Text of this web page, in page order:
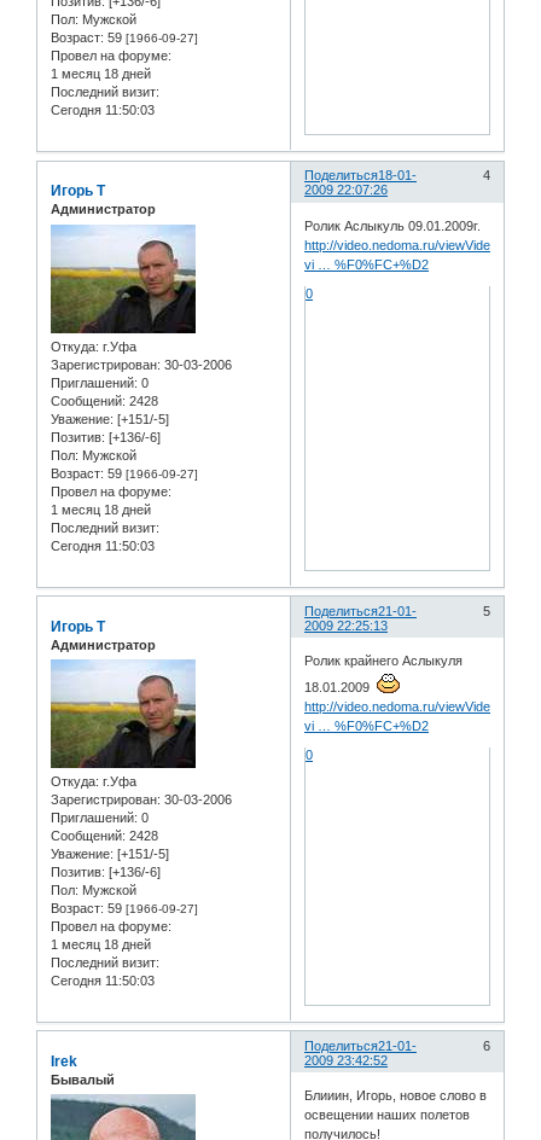
Пол: Мужской
Возраст: 59 [1966-09-27]
Провел на форуме:
1 месяц 18 дней
Последний визит:
Сегодня 11:50:03
Поделиться 4
18-01-
2009 22:07:26
Игорь Т
Администратор
Откуда: г.Уфа
Зарегистрирован: 30-03-2006
Приглашений: 0
Сообщений: 2428
Уважение: [+151/-5]
Позитив: [+136/-6]
Пол: Мужской
Возраст: 59 [1966-09-27]
Провел на форуме:
1 месяц 18 дней
Последний визит:
Сегодня 11:50:03
Ролик Аслыкуль 09.01.2009г.
http://video.nedoma.ru/viewVideo.php?
vi … %F0%FC+%D2
0
Поделиться 5
21-01-
2009 22:25:13
Игорь Т
Администратор
Откуда: г.Уфа
Зарегистрирован: 30-03-2006
Приглашений: 0
Сообщений: 2428
Уважение: [+151/-5]
Позитив: [+136/-6]
Пол: Мужской
Возраст: 59 [1966-09-27]
Провел на форуме:
1 месяц 18 дней
Последний визит:
Сегодня 11:50:03
Ролик крайнего Аслыкуля
18.01.2009
http://video.nedoma.ru/viewVideo.php?
vi … %F0%FC+%D2
0
Поделиться 6
21-01-
2009 23:42:52
Irek
Бывалый
Блииин, Игорь, новое слово в
освещении наших полетов
получилось!